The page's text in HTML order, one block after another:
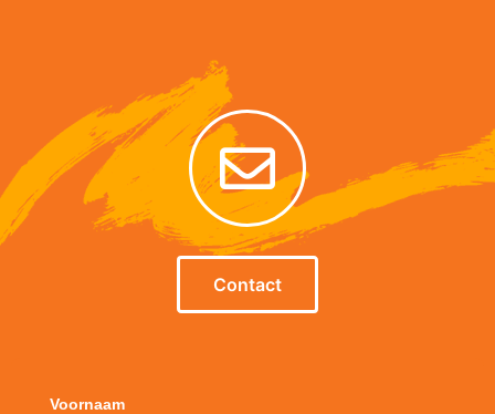
Contact
Voornaam